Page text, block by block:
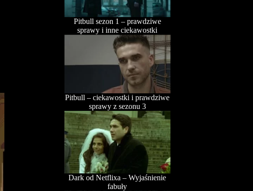
Pitbull sezon 1 – prawdziwe
sprawy i inne ciekawostki
Pitbull – ciekawostki i prawdziwe
sprawy z sezonu 3
Dark od Netflixa – Wyjaśnienie
fabuły